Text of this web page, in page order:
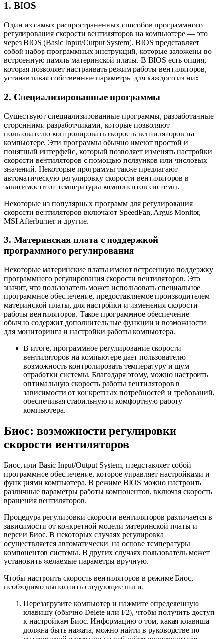
1. BIOS
Один из самых распространенных способов программного
регулирования скорости вентиляторов на компьютере — это
через BIOS (Basic Input/Output System). BIOS представляет
собой набор программных инструкций, которые заложены во
встроенную память материнской платы. В BIOS есть опция,
которая позволяет настраивать режим работы вентиляторов,
устанавливая собственные параметры для каждого из них.
2. Специализированные программы
Существуют специализированные программы, разработанные
сторонними разработчиками, которые позволяют
пользователю контролировать скорость вентиляторов на
компьютере. Эти программы обычно имеют простой и
понятный интерфейс, который позволяет изменять настройки
скорости вентиляторов с помощью ползунков или числовых
значений. Некоторые программы также предлагают
автоматическую регулировку скорости вентиляторов в
зависимости от температуры компонентов системы.
Некоторые из популярных программ для регулирования
скорости вентиляторов включают SpeedFan, Argus Monitor,
MSI Afterburner и другие.
3. Материнская плата с поддержкой
программного регулирования
Некоторые материнские платы имеют встроенную поддержку
программного регулирования скорости вентиляторов. Это
значит, что пользователь может использовать специальное
программное обеспечение, предоставляемое производителем
материнской платы, для настройки и изменения скорости
работы вентиляторов. Такое программное обеспечение
обычно содержит дополнительные функции и возможности
для мониторинга и настройки работы компьютера.
В итоге, программное регулирование скорости
вентиляторов на компьютере дает пользователю
возможность контролировать температуру и шум
отработки системы. Благодаря этому, можно настроить
оптимальную скорость работы вентиляторов в
зависимости от конкретных потребностей и требований,
обеспечивая стабильную и комфортную работу
компьютера.
Биос: возможности регулировки
скорости вентиляторов
Биос, или Basic Input/Output System, представляет собой
программное обеспечение, которое управляет настройками и
функциями компьютера. В режиме BIOS можно настроить
различные параметры работы компонентов, включая скорость
вращения вентиляторов.
Процедура регулировки скорости вентиляторов различается в
зависимости от конкретной модели материнской платы и
версии Биос. В некоторых случаях регулировка
осуществляется автоматически, на основе температуры
компонентов системы. В других случаях пользователь может
установить желаемые параметры вручную.
Чтобы настроить скорость вентиляторов в режиме Биос,
необходимо выполнить следующие шаги:
Перезагрузите компьютер и нажмите определенную
клавишу (обычно Delete или F2), чтобы получить доступ
к настройкам Биос. Информацию о том, какая клавиша
должна быть нажата, можно найти в руководстве по